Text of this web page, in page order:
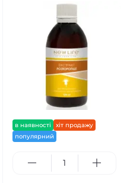
в наявності
хіт продажу
популярний